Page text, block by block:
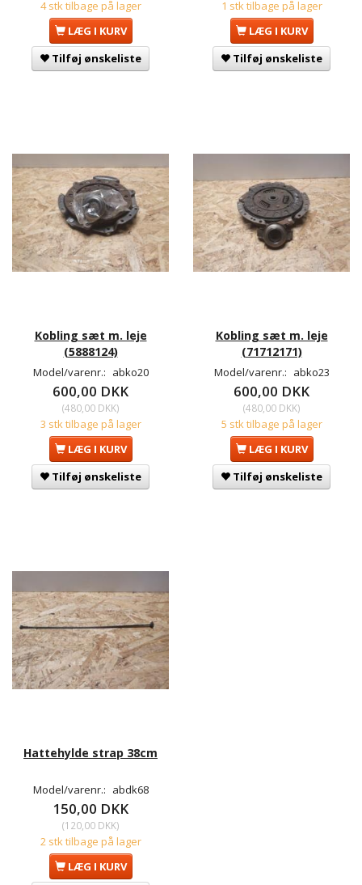
4 stk tilbage på lager
LÆG I KURV
Tilføj ønskeliste
1 stk tilbage på lager
LÆG I KURV
Tilføj ønskeliste
Kobling sæt m. leje
(5888124)
Model/varenr.: abko20
600,00 DKK
(480,00 DKK)
3 stk tilbage på lager
LÆG I KURV
Tilføj ønskeliste
Kobling sæt m. leje
(71712171)
Model/varenr.: abko23
600,00 DKK
(480,00 DKK)
5 stk tilbage på lager
LÆG I KURV
Tilføj ønskeliste
Hattehylde strap 38cm
Model/varenr.: abdk68
150,00 DKK
(120,00 DKK)
2 stk tilbage på lager
LÆG I KURV